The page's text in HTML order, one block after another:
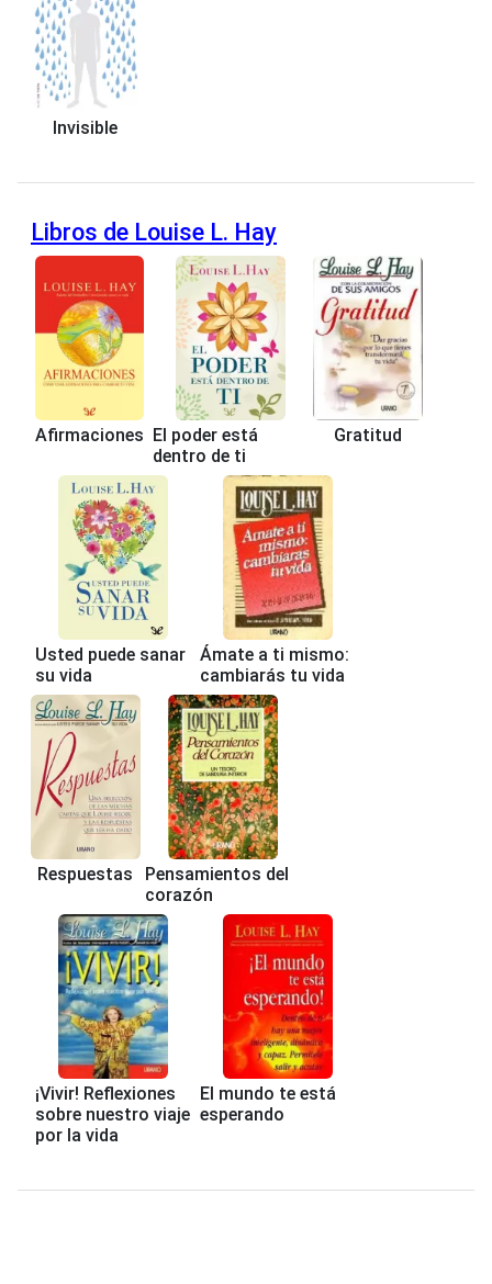
Invisible
Libros de Louise L. Hay
Afirmaciones El poder está
dentro de ti
Gratitud
Usted puede sanar
su vida
Ámate a ti mismo:
cambiarás tu vida
Respuestas
Pensamientos del
corazón
¡Vivir! Reflexiones
sobre nuestro viaje
por la vida
El mundo te está
esperando